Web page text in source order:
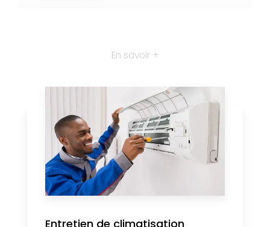
En savoir +
Entretien de climatisation